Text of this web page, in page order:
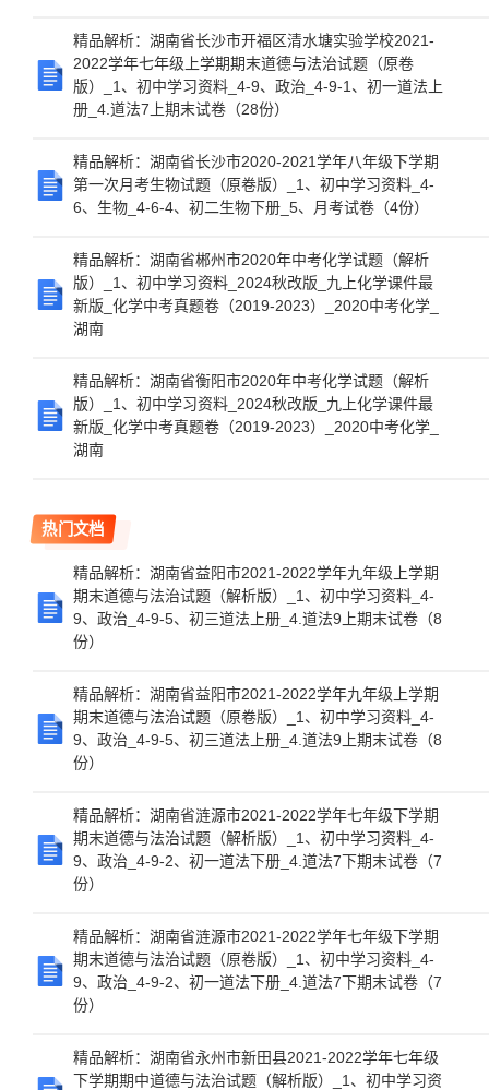
精品解析：湖南省长沙市开福区清水塘实验学校2021-
2022学年七年级上学期期末道德与法治试题（原卷
版）_1、初中学习资料_4-9、政治_4-9-1、初一道法上
册_4.道法7上期末试卷（28份）
精品解析：湖南省长沙市2020-2021学年八年级下学期
第一次月考生物试题（原卷版）_1、初中学习资料_4-
6、生物_4-6-4、初二生物下册_5、月考试卷（4份）
精品解析：湖南省郴州市2020年中考化学试题（解析
版）_1、初中学习资料_2024秋改版_九上化学课件最
新版_化学中考真题卷（2019-2023）_2020中考化学_
湖南
精品解析：湖南省衡阳市2020年中考化学试题（解析
版）_1、初中学习资料_2024秋改版_九上化学课件最
新版_化学中考真题卷（2019-2023）_2020中考化学_
湖南
热门文档
精品解析：湖南省益阳市2021-2022学年九年级上学期
期末道德与法治试题（解析版）_1、初中学习资料_4-
9、政治_4-9-5、初三道法上册_4.道法9上期末试卷（8
份）
精品解析：湖南省益阳市2021-2022学年九年级上学期
期末道德与法治试题（原卷版）_1、初中学习资料_4-
9、政治_4-9-5、初三道法上册_4.道法9上期末试卷（8
份）
精品解析：湖南省涟源市2021-2022学年七年级下学期
期末道德与法治试题（解析版）_1、初中学习资料_4-
9、政治_4-9-2、初一道法下册_4.道法7下期末试卷（7
份）
精品解析：湖南省涟源市2021-2022学年七年级下学期
期末道德与法治试题（原卷版）_1、初中学习资料_4-
9、政治_4-9-2、初一道法下册_4.道法7下期末试卷（7
份）
精品解析：湖南省永州市新田县2021-2022学年七年级
下学期期中道德与法治试题（解析版）_1、初中学习资